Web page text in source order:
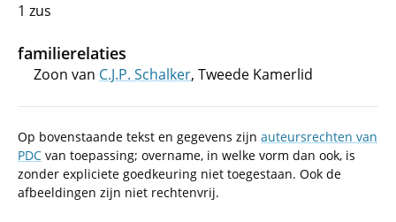
1 zus
familierelaties
Zoon van C.J.P. Schalker, Tweede Kamerlid
Op bovenstaande tekst en gegevens zijn auteursrechten van
PDC van toepassing; overname, in welke vorm dan ook, is
zonder expliciete goedkeuring niet toegestaan. Ook de
afbeeldingen zijn niet rechtenvrij.